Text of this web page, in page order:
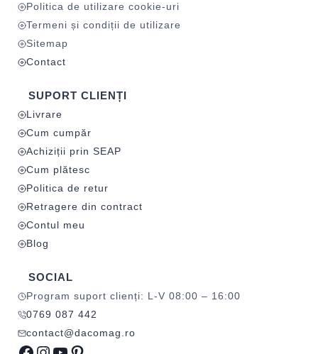
Politica de utilizare cookie-uri
Termeni și condiții de utilizare
Sitemap
Contact
SUPORT CLIENȚI
Livrare
Cum cumpăr
Achiziții prin SEAP
Cum plătesc
Politica de retur
Retragere din contract
Contul meu
Blog
SOCIAL
Program suport clienți: L-V 08:00 – 16:00
0769 087 442
contact@dacomag.ro